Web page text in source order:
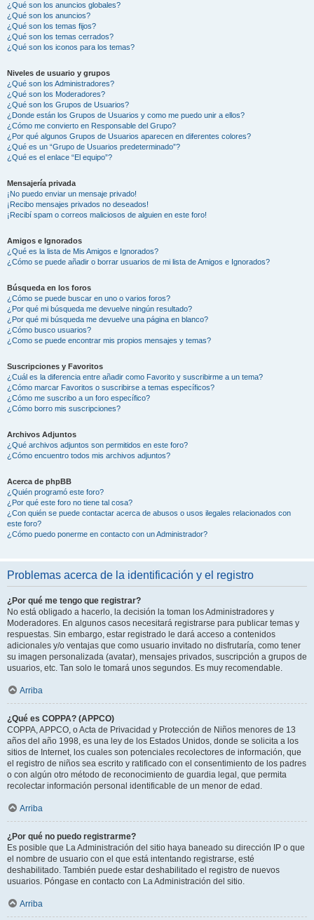
¿Qué son los anuncios globales?
¿Qué son los anuncios?
¿Qué son los temas fijos?
¿Qué son los temas cerrados?
¿Qué son los iconos para los temas?
Niveles de usuario y grupos
¿Qué son los Administradores?
¿Qué son los Moderadores?
¿Qué son los Grupos de Usuarios?
¿Donde están los Grupos de Usuarios y como me puedo unir a ellos?
¿Cómo me convierto en Responsable del Grupo?
¿Por qué algunos Grupos de Usuarios aparecen en diferentes colores?
¿Qué es un “Grupo de Usuarios predeterminado”?
¿Qué es el enlace “El equipo”?
Mensajería privada
¡No puedo enviar un mensaje privado!
¡Recibo mensajes privados no deseados!
¡Recibí spam o correos maliciosos de alguien en este foro!
Amigos e Ignorados
¿Qué es la lista de Mis Amigos e Ignorados?
¿Cómo se puede añadir o borrar usuarios de mi lista de Amigos e Ignorados?
Búsqueda en los foros
¿Cómo se puede buscar en uno o varios foros?
¿Por qué mi búsqueda me devuelve ningún resultado?
¿Por qué mi búsqueda me devuelve una página en blanco?
¿Cómo busco usuarios?
¿Como se puede encontrar mis propios mensajes y temas?
Suscripciones y Favoritos
¿Cuál es la diferencia entre añadir como Favorito y suscribirme a un tema?
¿Cómo marcar Favoritos o suscribirse a temas específicos?
¿Cómo me suscribo a un foro específico?
¿Cómo borro mis suscripciones?
Archivos Adjuntos
¿Qué archivos adjuntos son permitidos en este foro?
¿Cómo encuentro todos mis archivos adjuntos?
Acerca de phpBB
¿Quién programó este foro?
¿Por qué este foro no tiene tal cosa?
¿Con quién se puede contactar acerca de abusos o usos ilegales relacionados con
este foro?
¿Cómo puedo ponerme en contacto con un Administrador?
Problemas acerca de la identificación y el registro
¿Por qué me tengo que registrar?
No está obligado a hacerlo, la decisión la toman los Administradores y
Moderadores. En algunos casos necesitará registrarse para publicar temas y
respuestas. Sin embargo, estar registrado le dará acceso a contenidos
adicionales y/o ventajas que como usuario invitado no disfrutaría, como tener
su imagen personalizada (avatar), mensajes privados, suscripción a grupos de
usuarios, etc. Tan solo le tomará unos segundos. Es muy recomendable.
Arriba
¿Qué es COPPA? (APPCO)
COPPA, APPCO, o Acta de Privacidad y Protección de Niños menores de 13
años del año 1998, es una ley de los Estados Unidos, donde se solicita a los
sitios de Internet, los cuales son potenciales recolectores de información, que
el registro de niños sea escrito y ratificado con el consentimiento de los padres
o con algún otro método de reconocimiento de guardia legal, que permita
recolectar información personal identificable de un menor de edad.
Arriba
¿Por qué no puedo registrarme?
Es posible que La Administración del sitio haya baneado su dirección IP o que
el nombre de usuario con el que está intentando registrarse, esté
deshabilitado. También puede estar deshabilitado el registro de nuevos
usuarios. Póngase en contacto con La Administración del sitio.
Arriba